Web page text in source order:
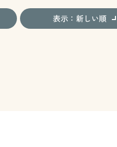
表示：新しい順